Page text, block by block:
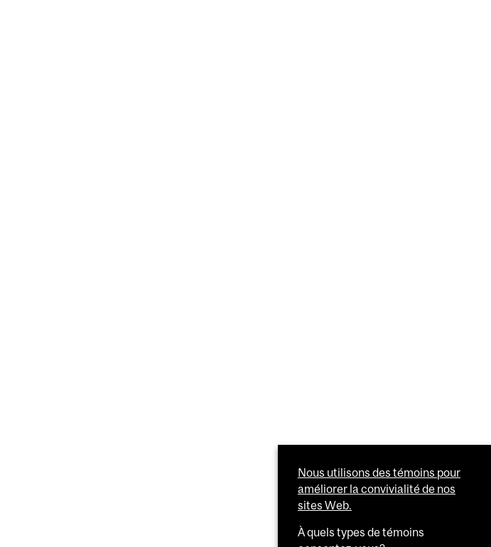
Nous utilisons des témoins pour
améliorer la convivialité de nos
sites Web.
À quels types de témoins